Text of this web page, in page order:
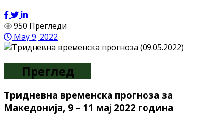
950 Прегледи
May 9, 2022
Преглед
Тридневна временска прогноза за
Македонија, 9 – 11 мај 2022 година